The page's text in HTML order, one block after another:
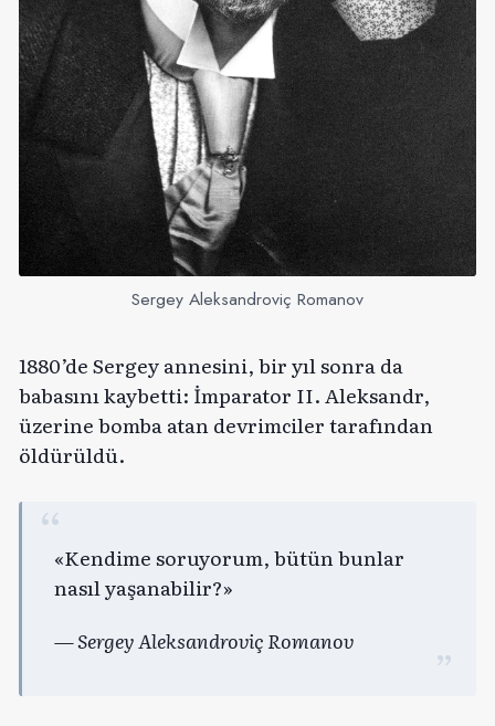
Sergey Aleksandroviç Romanov
1880’de Sergey annesini, bir yıl sonra da
babasını kaybetti: İmparator II. Aleksandr,
üzerine bomba atan devrimciler tarafından
öldürüldü.
«Kendime soruyorum, bütün bunlar
nasıl yaşanabilir?»
— Sergey Aleksandroviç Romanov